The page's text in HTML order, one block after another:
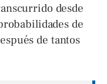
desde
de
de tantos